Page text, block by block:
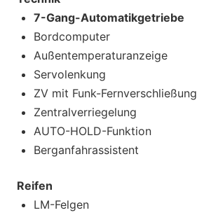
7-Gang-Automatikgetriebe
Bordcomputer
Außentemperaturanzeige
Servolenkung
ZV mit Funk-Fernverschließung
Zentralverriegelung
AUTO-HOLD-Funktion
Berganfahrassistent
Reifen
LM-Felgen